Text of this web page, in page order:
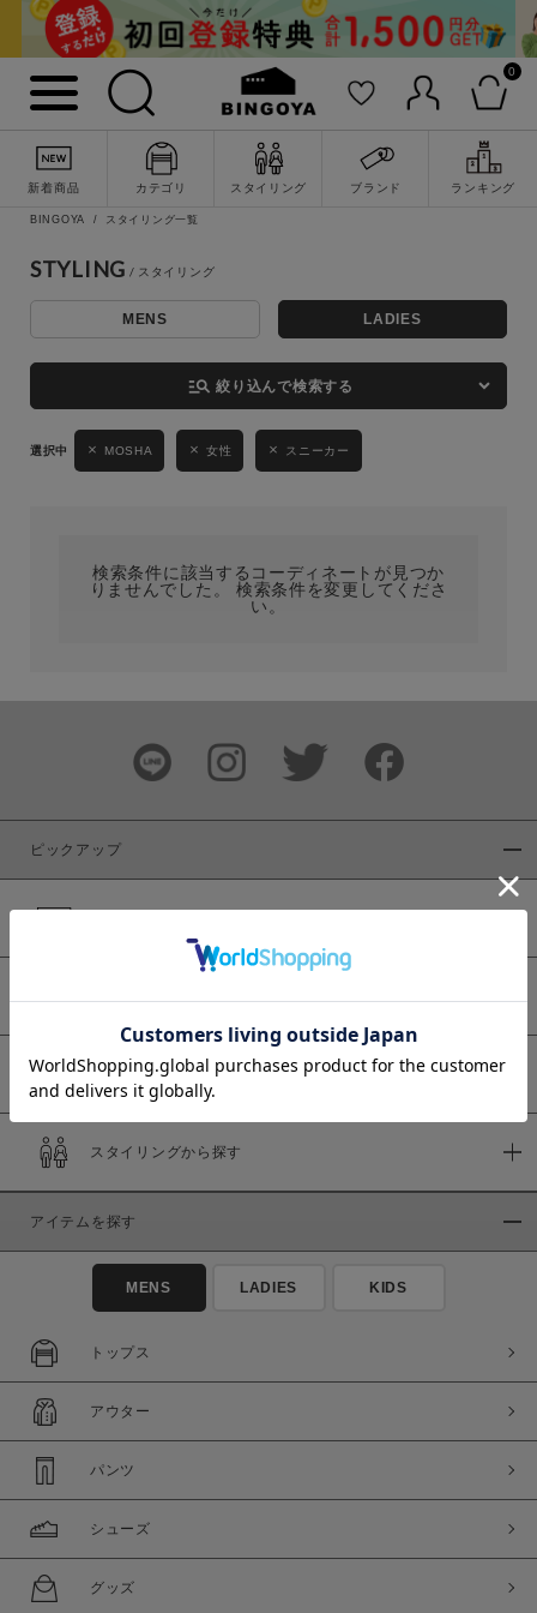
0
新着商品 カテゴリ スタイリング ブランド ランキング
詳細検索
価格
～
商品タイプ
通常商品 予約商品
在庫
在庫あり 在庫なし含む
BINGOYA スタイリング一覧
STYLING
MENS LADIES
manage_search 絞り込んで検索する
MOSHA 女性 スニーカー
検索条件に該当するコーディネートが見つか
りませんでした。 検索条件を変更してくださ
い。
ピックアップ
予約商品
スタイリングから探す
アイテムを探す
MENS LADIES KIDS
トップス
アウター
パンツ
シューズ
グッズ